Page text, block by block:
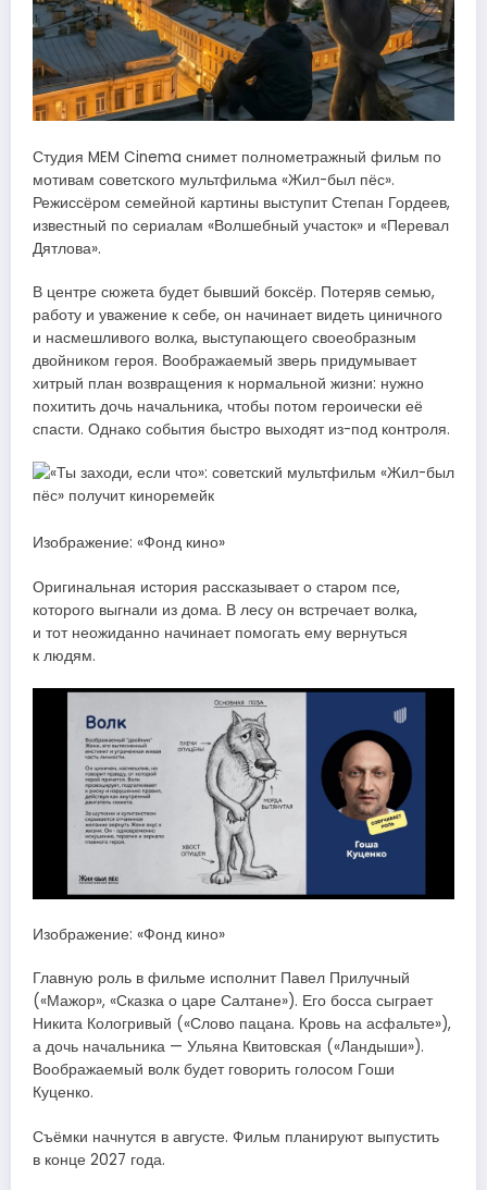
Студия MEM Cinema снимет полнометражный фильм по
мотивам советского мультфильма «Жил-был пёс».
Режиссёром семейной картины выступит Степан Гордеев,
известный по сериалам «Волшебный участок» и «Перевал
Дятлова».
В центре сюжета будет бывший боксёр. Потеряв семью,
работу и уважение к себе, он начинает видеть циничного
и насмешливого волка, выступающего своеобразным
двойником героя. Воображаемый зверь придумывает
хитрый план возвращения к нормальной жизни: нужно
похитить дочь начальника, чтобы потом героически её
спасти. Однако события быстро выходят из-под контроля.
Изображение: «Фонд кино»
Оригинальная история рассказывает о старом псе,
которого выгнали из дома. В лесу он встречает волка,
и тот неожиданно начинает помогать ему вернуться
к людям.
Изображение: «Фонд кино»
Главную роль в фильме исполнит Павел Прилучный
(«Мажор», «Сказка о царе Салтане»). Его босса сыграет
Никита Кологривый («Слово пацана. Кровь на асфальте»),
а дочь начальника — Ульяна Квитовская («Ландыши»).
Воображаемый волк будет говорить голосом Гоши
Куценко.
Съёмки начнутся в августе. Фильм планируют выпустить
в конце 2027 года.